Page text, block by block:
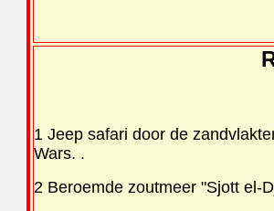
1 Jeep safari door de
Wars. .
2 Beroemde zoutmeer "Sjott el-